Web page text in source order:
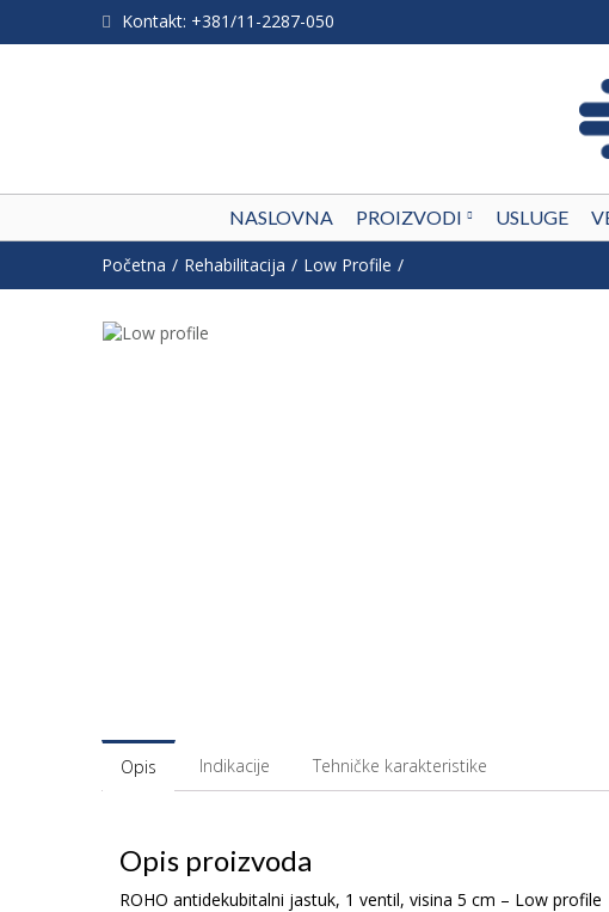
Kontakt: +381/11-2287-050
NASLOVNA PROIZVODI USLUGE
Početna Rehabilitacija Low Profile
Opis Indikacije Tehničke karakteristike
Opis proizvoda
ROHO antidekubitalni jastuk, 1 ventil, visina 5 cm – Low profile